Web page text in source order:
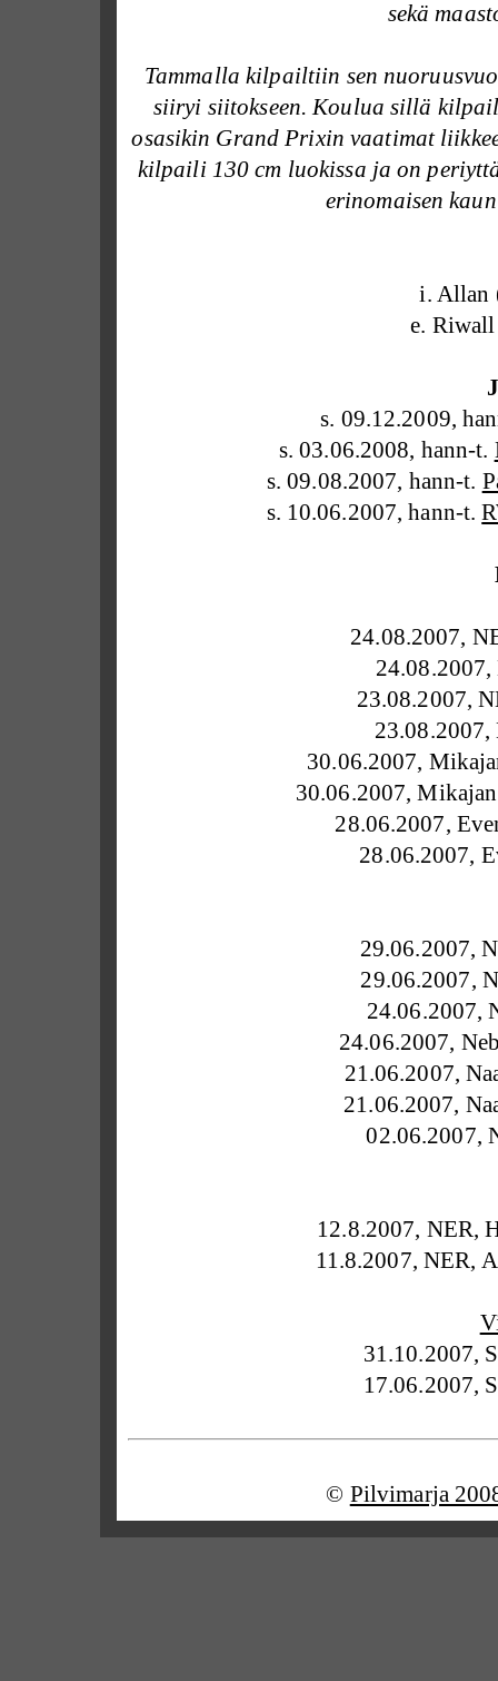
sekä
Tammalla kilpailtiin sen
siiryi siitokseen. Koulua sillä
osasikin Grand Prixin vaatimat
kilpaili 130 cm luokissa ja on
erinomaisen
i. Allan
e.
s. 09.12.2009,
s. 03.06.2008, hann-t.
s. 09.08.2007, hann-t.
s. 10.06.2007, hann-t.
24.08.2007,
23.08.2007,
23.08.2007,
30.06.2007,
30.06.2007,
28.06.2007,
28.06.2007,
29.06.2007,
29.06.2007,
24.06.2007,
24.06.2007,
21.06.2007,
21.06.2007,
02.06.2007,
12.8.2007, NER,
11.8.2007, NER,
31.10.2007,
17.06.2007,
© Pilvimarja